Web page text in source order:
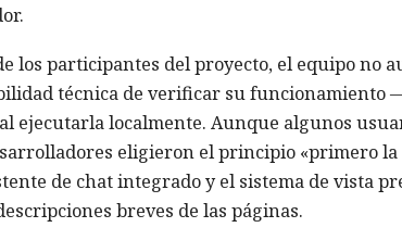
los participantes del proyecto, el equipo no
técnica de verificar su funcionamiento
ejecutarla localmente. Aunque algunos
eligieron el principio «primero la
de chat integrado y el sistema de vista
breves de las páginas.